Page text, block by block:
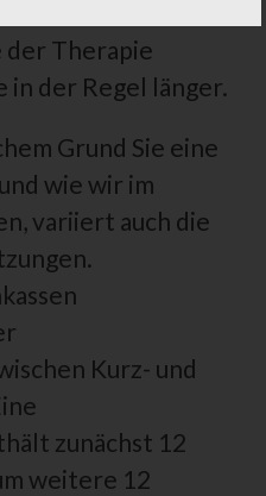
der Therapie
der Regel länger.
Grund Sie eine
wie wir im
variiert auch die
Kurz- und
zunächst 12
weitere 12
zu verarbeiten.
Fall in informierter Weise
einer Erklärung oder einer
Handlung, mit
zu verstehen gibt, dass sie
einverstanden ist.
und